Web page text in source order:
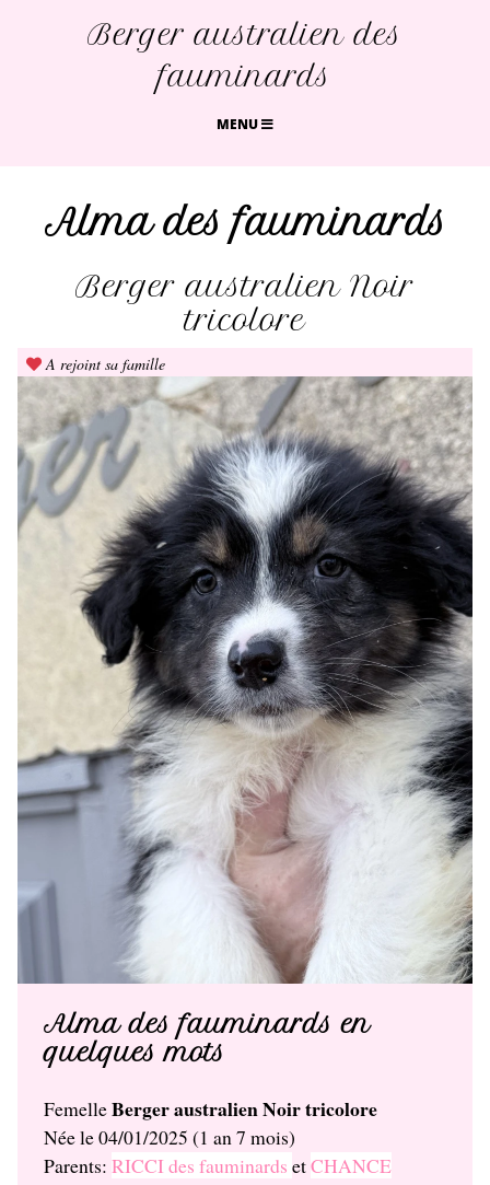
Berger australien des
fauminards
MENU
Alma des fauminards
Berger australien Noir
tricolore
A rejoint sa famille
Alma des fauminards en
quelques mots
FemelleBerger australien Noir tricolore
Née le 04/01/2025 (1 an 7 mois)
Parents: RICCI des fauminards etCHANCE